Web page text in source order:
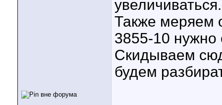
увеличиваться.
Также меряем
3855-10 нужно
Скидываем
будем